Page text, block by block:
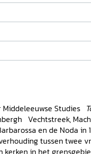
Studies
Vechtstreek,
en de Noda in
tussen twee
in het